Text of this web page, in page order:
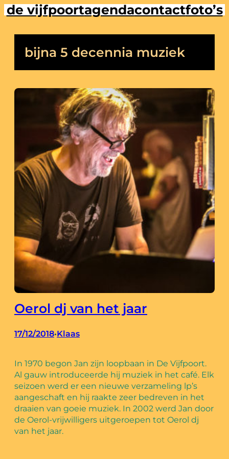
Ga
de vijfpoortagendacontactfoto’s
bijna 5 decennia muziek
Oerol dj van het jaar
17/12/2018•Klaas
In 1970 begon Jan zijn loopbaan in De Vijfpoort.
Al gauw introduceerde hij muziek in het café. Elk
seizoen werd er een nieuwe verzameling lp’s
aangeschaft en hij raakte zeer bedreven in het
draaien van goeie muziek. In 2002 werd Jan door
de Oerol-vrijwilligers uitgeroepen tot Oerol dj
van het jaar.